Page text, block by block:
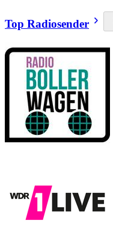
Top Radiosender